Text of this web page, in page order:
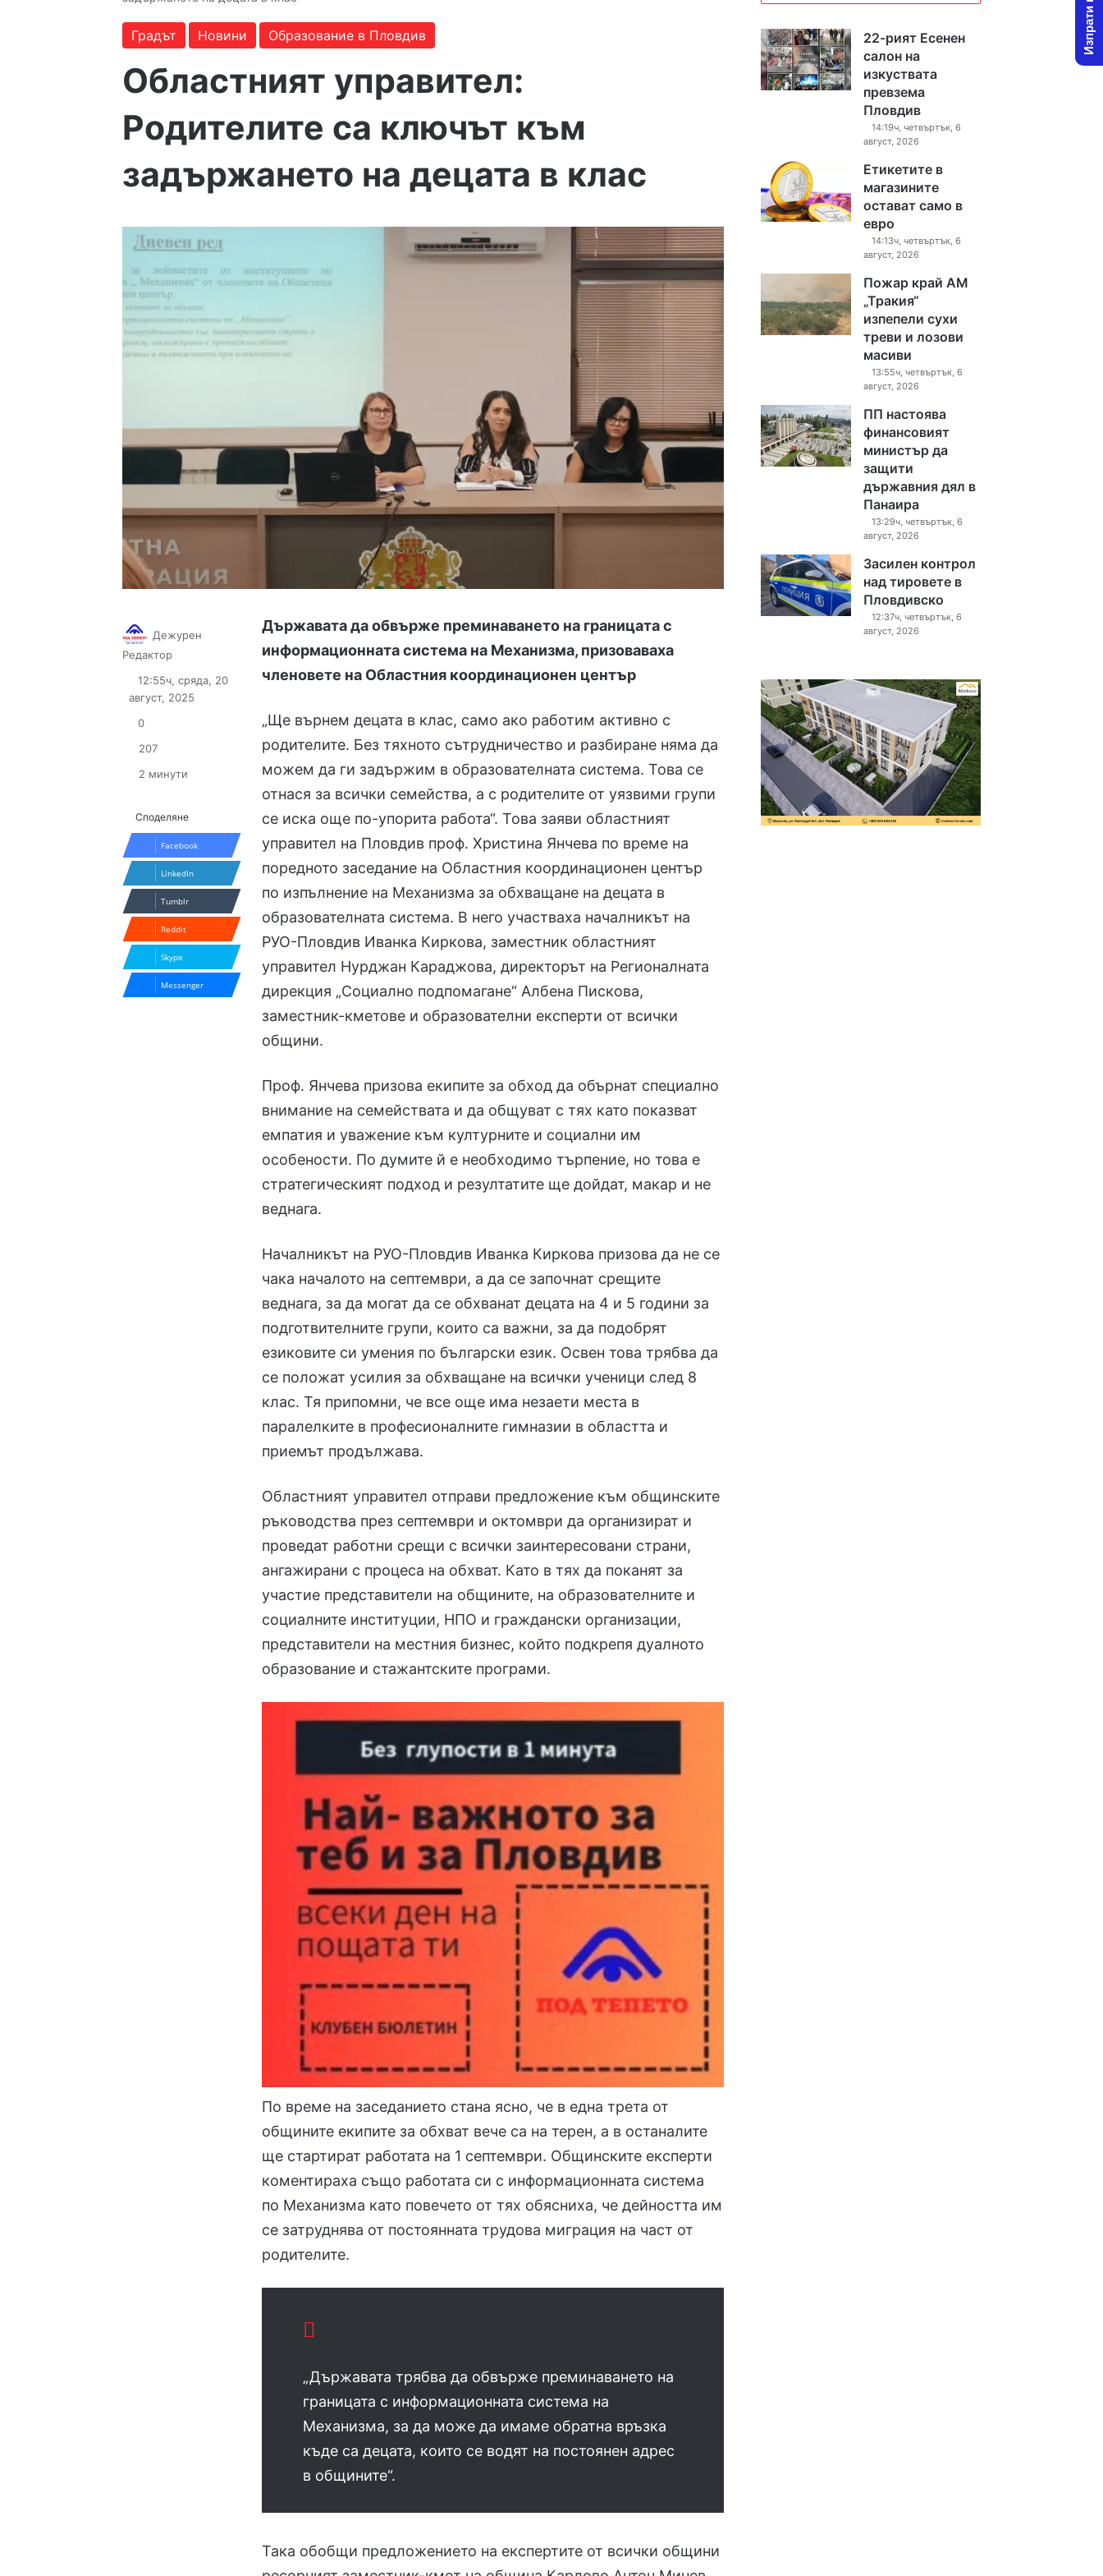
Градът Новини Образование в Пловдив
Областният управител:
Родителите са ключът към
задържането на децата в клас
Държавата да обвърже преминаването на границата с
информационната система на Механизма, призоваваха
членовете на Областния координационен център
„Ще върнем децата в клас, само ако работим активно с
родителите. Без тяхното сътрудничество и разбиране няма да
можем да ги задържим в образователната система. Това се
отнася за всички семейства, а с родителите от уязвими групи
се иска още по-упорита работа“. Това заяви областният
управител на Пловдив проф. Христина Янчева по време на
поредното заседание на Областния координационен център
по изпълнение на Механизма за обхващане на децата в
образователната система. В него участваха началникът на
РУО-Пловдив Иванка Киркова, заместник областният
управител Нурджан Караджова, директорът на Регионалната
дирекция „Социално подпомагане“ Албена Пискова,
заместник-кметове и образователни експерти от всички
общини.
Проф. Янчева призова екипите за обход да обърнат специално
внимание на семействата и да общуват с тях като показват
емпатия и уважение към културните и социални им
особености. По думите й е необходимо търпение, но това е
стратегическият подход и резултатите ще дойдат, макар и не
веднага.
Началникът на РУО-Пловдив Иванка Киркова призова да не се
чака началото на септември, а да се започнат срещите
веднага, за да могат да се обхванат децата на 4 и 5 години за
подготвителните групи, които са важни, за да подобрят
езиковите си умения по български език. Освен това трябва да
се положат усилия за обхващане на всички ученици след 8
клас. Тя припомни, че все още има незаети места в
паралелките в професионалните гимназии в областта и
приемът продължава.
Областният управител отправи предложение към общинските
ръководства през септември и октомври да организират и
проведат работни срещи с всички заинтересовани страни,
ангажирани с процеса на обхват. Като в тях да поканят за
участие представители на общините, на образователните и
социалните институции, НПО и граждански организации,
представители на местния бизнес, който подкрепя дуалното
образование и стажантските програми.
По време на заседанието стана ясно, че в една трета от
общините екипите за обхват вече са на терен, а в останалите
ще стартират работата на 1 септември. Общинските експерти
коментираха също работата си с информационната система
по Механизма като повечето от тях обясниха, че дейността им
се затруднява от постоянната трудова миграция на част от
родителите.
„Държавата трябва да обвърже преминаването на
границата с информационната система на
Механизма, за да може да имаме обратна връзка
къде са децата, които се водят на постоянен адрес
в общините“.
Така обобщи предложението на експертите от всички общини
Дежурен
Редактор
Xemail
12:55ч, сряда, 20
август, 2025
0
207
2 минути
Споделяне
Facebook
LinkedIn
Tumblr
Reddit
Skype
Messenger
22-рият Есенен
салон на
изкуствата
превзема
Пловдив
14:19ч, четвъртък, 6
август, 2026
Етикетите в
магазините
остават само в
евро
14:13ч, четвъртък, 6
август, 2026
Пожар край АМ
„Тракия“
изпепели сухи
треви и лозови
масиви
13:55ч, четвъртък, 6
август, 2026
ПП настоява
финансовият
министър да
защити
държавния дял в
Панаира
13:29ч, четвъртък, 6
август, 2026
Засилен контрол
над тировете в
Пловдивско
12:37ч, четвъртък, 6
август, 2026